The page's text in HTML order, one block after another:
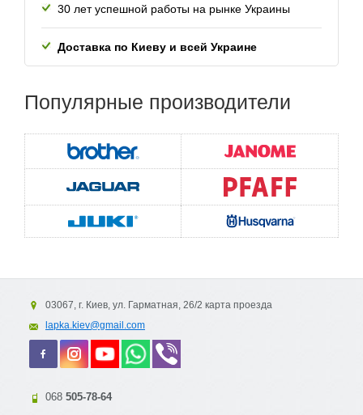
30 лет успешной работы на рынке Украины
Доставка по Киеву и всей Украине
Популярные производители
03067, г. Киев, ул. Гарматная, 26/2 карта проезда
lapka.kiev@gmail.com
068 505-78-64